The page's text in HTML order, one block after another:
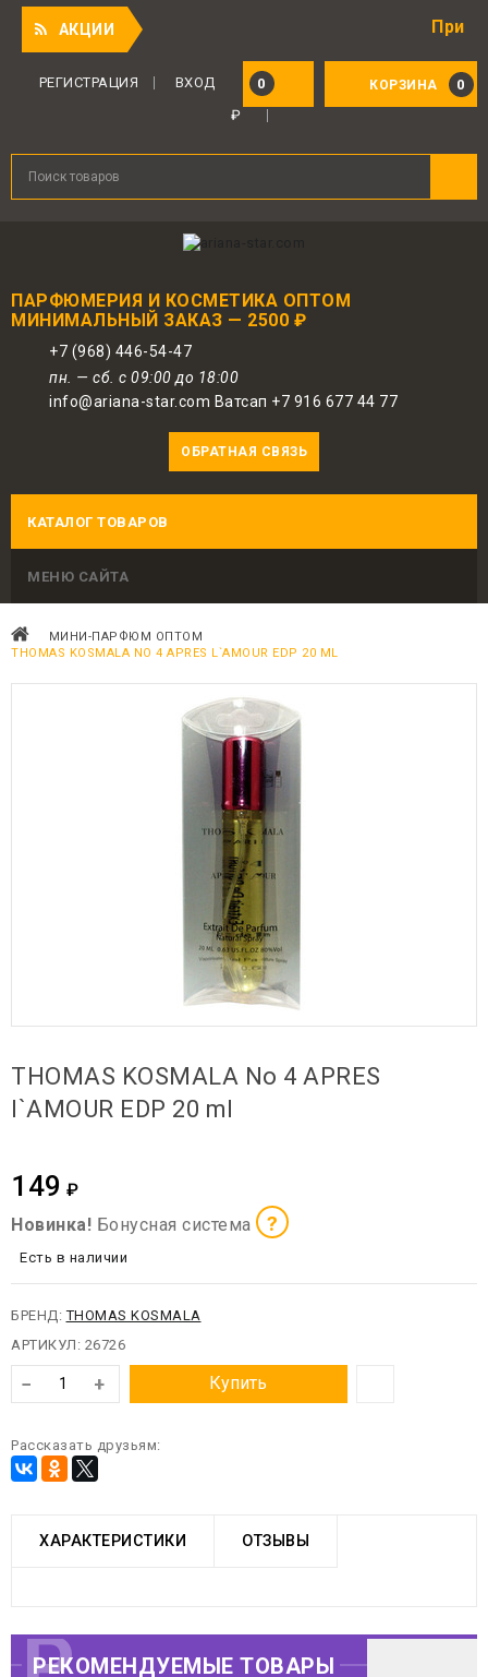
АКЦИИ Приятный
КОРЗИНА 0
0
РЕГИСТРАЦИЯ
ВХОД
₽
ПАРФЮМЕРИЯ И КОСМЕТИКА ОПТОМ
МИНИМАЛЬНЫЙ ЗАКАЗ — 2500 ₽
+7 (968) 446-54-47
пн. — сб. с 09:00 до 18:00
info@ariana-star.com Ватсап +7 916 677 44 77
ОБРАТНАЯ СВЯЗЬ
КАТАЛОГ ТОВАРОВ
МЕНЮ САЙТА
МИНИ-ПАРФЮМ ОПТОМ
THOMAS KOSMALA NO 4 APRES L`AMOUR EDP 20 ML
THOMAS KOSMALA No 4 APRES
l`AMOUR EDP 20 ml
149 ₽
Новинка! Бонусная система ?
Для авторизованных пользователей
предоставляется 1 бонус за 100 руб.
от совершенной покупки. Бонусами
Есть в наличии
БРЕНД: THOMAS KOSMALA
АРТИКУЛ: 26726
− + Купить
Рассказать друзьям:
ХАРАКТЕРИСТИКИ ОТЗЫВЫ
РЕКОМЕНДУЕМЫЕ ТОВАРЫ